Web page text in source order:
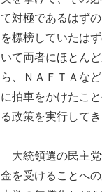
て対極であるはず
を標榜していたは
いて両者にほとん
ら、ＮＡＦＴＡな
に拍車をかけたこ
る政策を実行して
大統領選の民主党
金を受けることへ